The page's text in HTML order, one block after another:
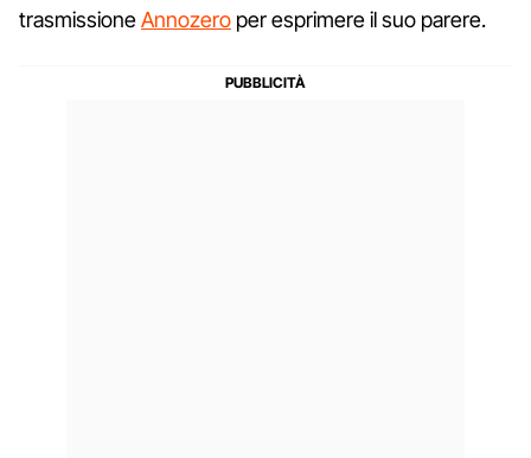
trasmissioneAnnozero per esprimere il suo parere.